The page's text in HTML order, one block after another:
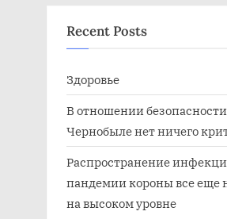
Recent Posts
Здоровье
В отношении
Чернобыле нет ничего
Распространение
пандемии короны все еще
на высоком уровне